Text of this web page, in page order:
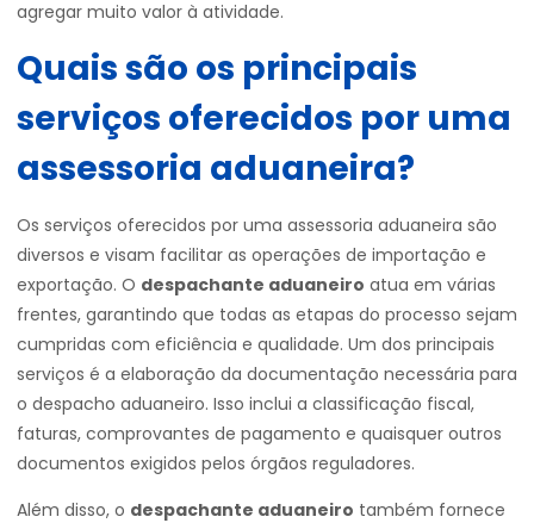
agregar muito valor à atividade.
Quais são os principais
serviços oferecidos por uma
assessoria aduaneira?
Os serviços oferecidos por uma assessoria aduaneira são
diversos e visam facilitar as operações de importação e
exportação. O despachante aduaneiro atua em várias
frentes, garantindo que todas as etapas do processo sejam
cumpridas com eficiência e qualidade. Um dos principais
serviços é a elaboração da documentação necessária para
o despacho aduaneiro. Isso inclui a classificação fiscal,
faturas, comprovantes de pagamento e quaisquer outros
documentos exigidos pelos órgãos reguladores.
Além disso, o despachante aduaneiro também fornece